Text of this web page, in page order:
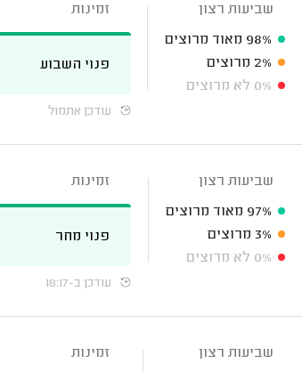
שביעות רצון
98% מאוד מרוצים
2% מרוצים
0% לא מרוצים
זמינות
פנוי השבוע
עודכן אתמול
שביעות רצון
97% מאוד מרוצים
3% מרוצים
0% לא מרוצים
זמינות
פנוי מחר
עודכן ב-18:17
שביעות רצון
זמינות